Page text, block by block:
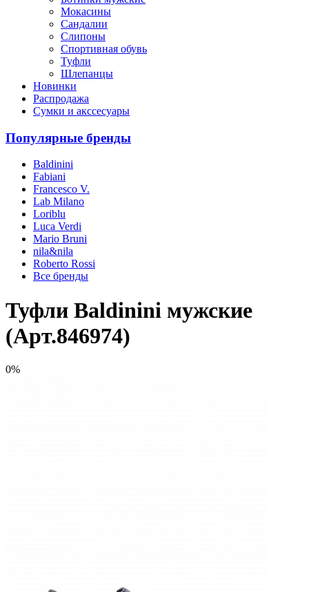
Мокасины
Сандалии
Слипоны
Спортивная обувь
Туфли
Шлепанцы
Новинки
Распродажа
Сумки и акссесуары
Популярные бренды
Baldinini
Fabiani
Francesco V.
Lab Milano
Loriblu
Luca Verdi
Mario Bruni
nila&nila
Roberto Rossi
Все бренды
Туфли Baldinini мужские
(Арт.846974)
0%